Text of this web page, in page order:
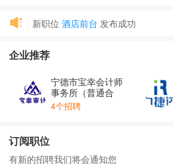
新职位 酒店前台 发布成功
新职位
新职位综合助理发布成功
柘荣县书里书外童书管馆
强势入驻
福建省闽东力捷迅药业股份有限公司
企业推荐
宁德市宝幸会计师
事务所（普通合
伙）
4个招聘
订阅职位
有新的招聘我们将会通知您